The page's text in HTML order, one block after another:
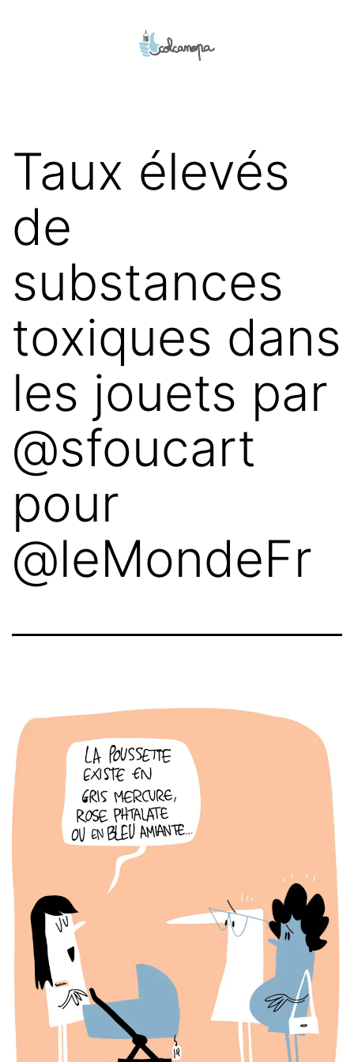
Taux élevés
de
substances
toxiques dans
les jouets par
@sfoucart
pour
@leMondeFr